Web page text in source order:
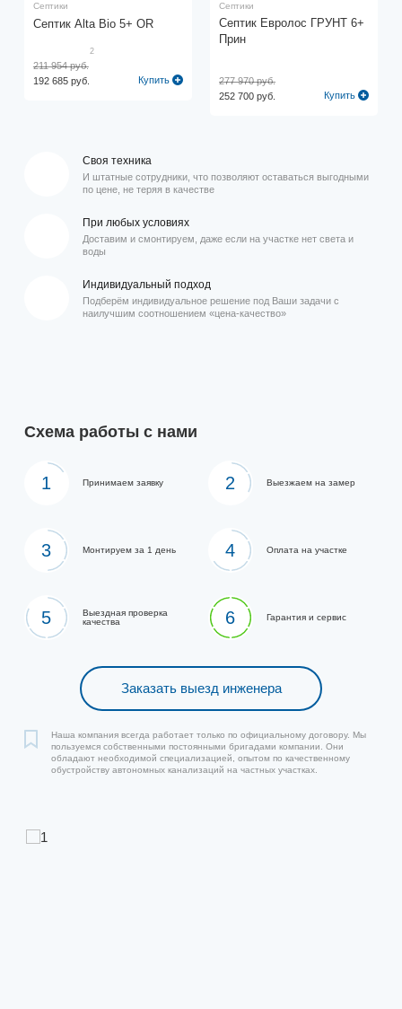
Септики
Cептик Alta Bio 5+ OR
2
192 685 руб.
211 954 руб.
Купить
Септики
Септик Евролос ГРУНТ 6+
Прин
252 700 руб.
277 970 руб.
Купить
Своя техника
И штатные сотрудники, что позволяют оставаться выгодными
по цене, не теряя в качестве
При любых условиях
Доставим и смонтируем, даже если на участке нет света и
воды
Индивидуальный подход
Подберём индивидуальное решение под Ваши задачи с
наилучшим соотношением «цена-качество»
Схема работы с нами
1 Принимаем заявку 2 Выезжаем на замер
3 Монтируем за 1 день 4 Оплата на участке
5
Выездная проверка
качества
6 Гарантия и сервис
Заказать выезд инженера
Наша компания всегда работает только по официальному договору. Мы
пользуемся собственными постоянными бригадами компании. Они
обладают необходимой специализацией, опытом по качественному
обустройству автономных канализаций на частных участках.